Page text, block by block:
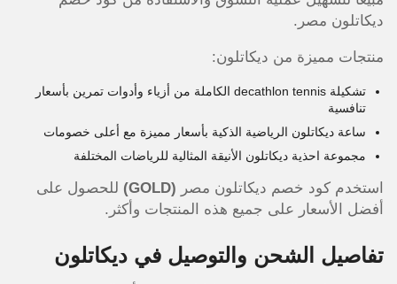
ديكاتلون مصر.
منتجات مميزة من ديكاتلون:
تشكيلة decathlon tennis الكاملة من أزياء وأدوات تمرين بأسعار
تنافسية
ساعة ديكاتلون الرياضية الذكية بأسعار مميزة مع أعلى خصومات
مجموعة احذية ديكاتلون الأنيقة المثالية للرياضات المختلفة
استخدم كود خصم ديكاتلون مصر (GOLD)
للحصول على
أفضل الأسعار على جميع هذه المنتجات وأكثر.
تفاصيل الشحن والتوصيل في ديكاتلون